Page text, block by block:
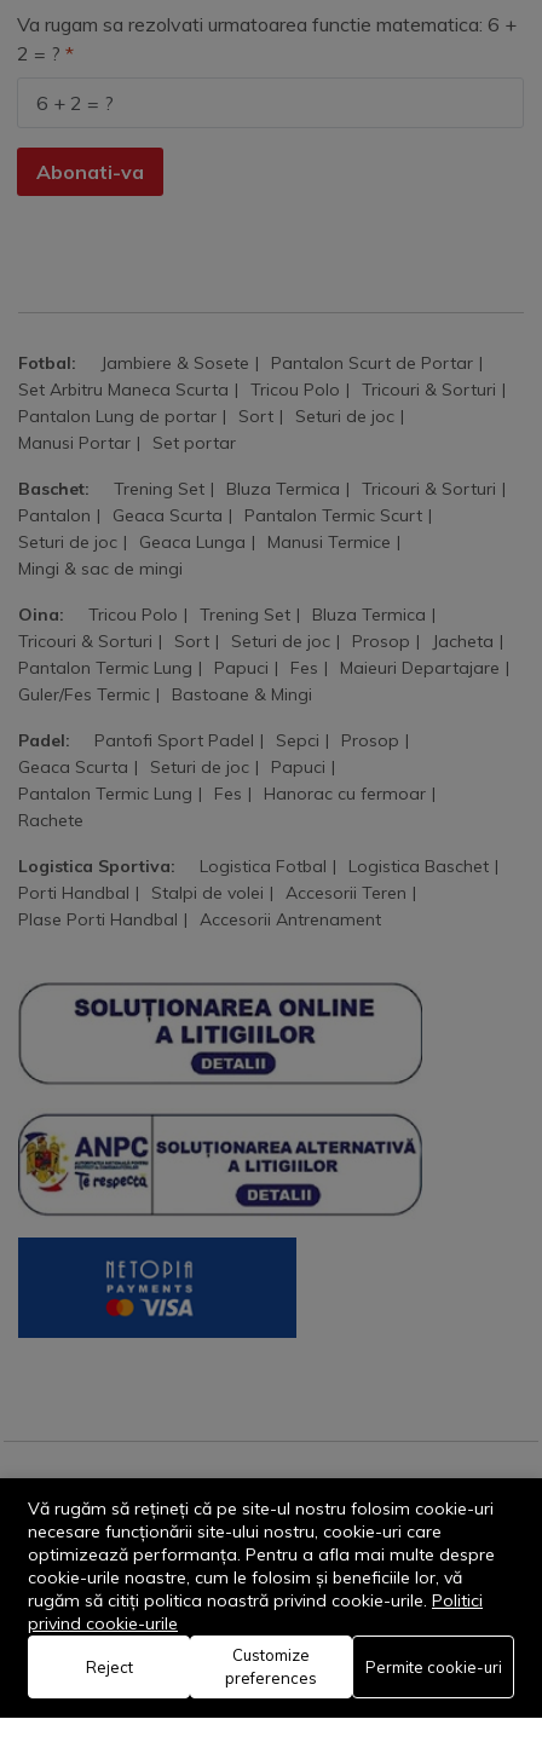
Va rugam sa rezolvati urmatoarea functie matematica: 6 +
2 = ?
Abonati-va
Fotbal: Jambiere & Sosete
Pantalon Scurt de Portar
Set Arbitru Maneca Scurta
Tricou Polo
Tricouri & Sorturi
Pantalon Lung de portar
Sort
Seturi de joc
Manusi Portar
Set portar
Baschet: Trening Set Bluza Termica
Tricouri & Sorturi
Pantalon
Geaca Scurta
Pantalon Termic Scurt
Seturi de joc
Geaca Lunga
Manusi Termice
Mingi & sac de mingi
Oina: Tricou Polo Trening Set
Bluza Termica
Tricouri & Sorturi
Sort Seturi de joc Prosop
Jacheta
Pantalon Termic Lung
Papuci Fes
Maieuri Departajare
Guler/Fes Termic
Bastoane & Mingi
Padel: Pantofi Sport Padel Sepci
Prosop
Geaca Scurta
Seturi de joc
Papuci
Pantalon Termic Lung
Fes
Hanorac cu fermoar
Rachete
Logistica Sportiva: Logistica Fotbal
Logistica Baschet
Porti Handbal
Stalpi de volei
Accesorii Teren
Plase Porti Handbal
Accesorii Antrenament
© 2013-2026 - Dornik Total Services S.R.L. CUI 32211812
Reg.Com. J13/1996/2013, Str. Transilvaniei, Nr. 19A
Rămâi conectat:
Acasă Categorie
0
Coș Favorite Cont
Vă rugăm să rețineți că pe site-ul nostru folosim cookie-uri
necesare funcționării site-ului nostru, cookie-uri care
optimizează performanța. Pentru a afla mai multe despre
cookie-urile noastre, cum le folosim și beneficiile lor, vă
rugăm să citiți politica noastră privind cookie-urile. Politici
privind cookie-urile
Reject
Customize
preferences
Permite cookie-uri